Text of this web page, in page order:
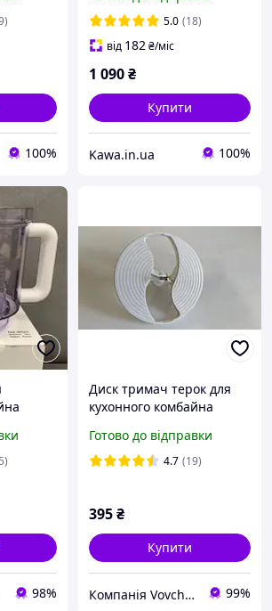
100%
7322010204 AS00005622
5.0 (18)
від 182₴/міс
1 090₴
Купити
Kawa.in.ua 100%
98%
Диск тримач терок для
кухонного комбайна
Готово до відправки
4.7 (19)
395₴
Купити
Компанія Vovchan 99%